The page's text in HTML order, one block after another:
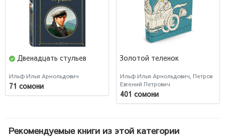
Двенадцать стульев
Ильф Илья Арнольдович
71 сомони
Золотой теленок
Ильф Илья Арнольдович, Петров
Евгений Петрович
401 сомони
Рекомендуемые книги из этой категории